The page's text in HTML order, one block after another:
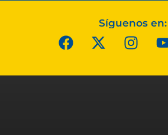
Síguenos en: